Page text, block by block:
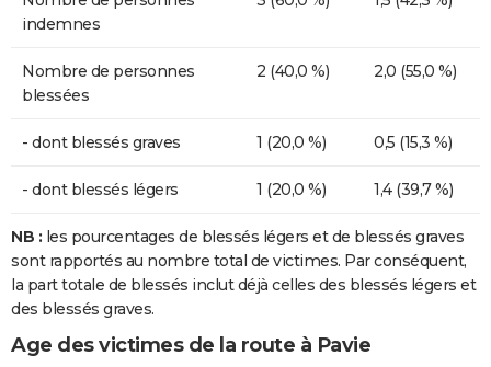
indemnes
Nombre de personnes
blessées
2 (40,0 %) 2,0 (55,0 %)
- dont blessés graves 1 (20,0 %) 0,5 (15,3 %)
- dont blessés légers 1 (20,0 %) 1,4 (39,7 %)
NB : les pourcentages de blessés légers et de blessés graves
sont rapportés au nombre total de victimes. Par conséquent,
la part totale de blessés inclut déjà celles des blessés légers et
des blessés graves.
Age des victimes de la route à Pavie